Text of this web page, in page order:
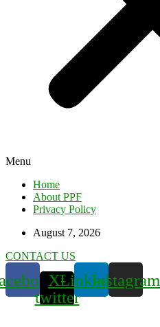
Menu
Home
About PPF
Privacy Policy
August 7, 2026
CONTACT US
X-
twitter
LinkedinInstagram